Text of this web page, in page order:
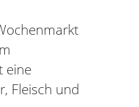
eine
Fleisch und